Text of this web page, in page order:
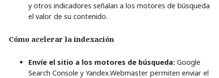
y otros indicadores señalan a los motores de búsqueda
el valor de su contenido.
Cómo acelerar la indexación
Envíe el sitio a los motores de búsqueda: Google
Search Console y Yandex.Webmaster permiten enviar el